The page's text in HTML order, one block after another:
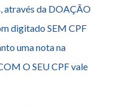
através da DOAÇÃO
digitado SEM CPF
uma nota na
O SEU CPF vale